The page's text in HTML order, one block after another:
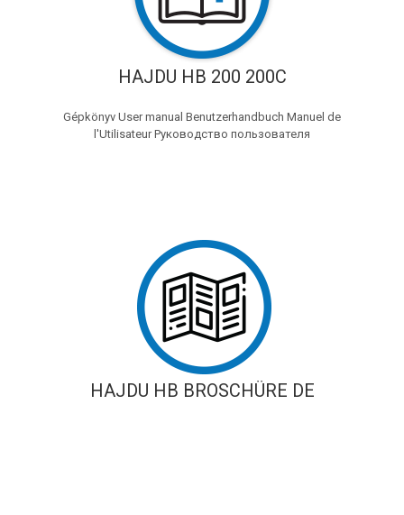
HAJDU HB 200 200C
Gépkönyv User manual Benutzerhandbuch Manuel de
l'Utilisateur Руководство пользователя
HAJDU HB BROSCHÜRE DE